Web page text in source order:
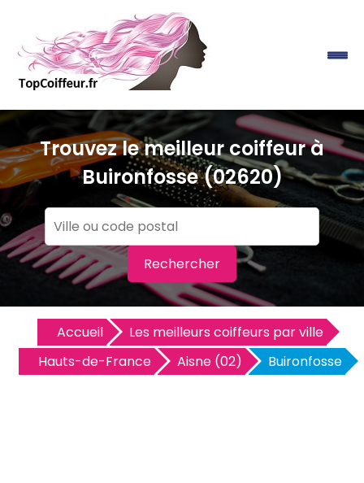
Trouvez le meilleur coiffeur à
Buironfosse (02620)
Rechercher
Accueil
Les meilleurs coiffeurs par ville
Hauts-de-France
Aisne (02) Buironfosse